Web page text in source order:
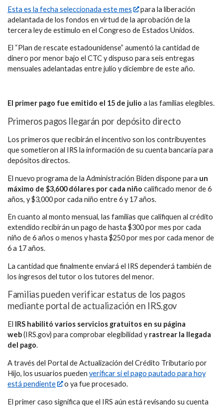
Esta es la fecha seleccionada este mes
para la liberación
adelantada de los fondos en virtud de la aprobación de la
tercera ley de estímulo en el Congreso de Estados Unidos.
El “Plan de rescate estadounidense” aumentó la cantidad de
dinero por menor bajo el CTC y dispuso para seis entregas
mensuales adelantadas entre julio y diciembre de este año.
El primer pago fue emitido el 15 de julio a las familias elegibles.
Primeros pagos llegarán por depósito directo
Los primeros que recibirán el incentivo son los contribuyentes
que sometieron al IRS la información de su cuenta bancaria para
depósitos directos.
El nuevo programa de la Administración Biden dispone para un
máximo de $3,600 dólares por cada niño calificado menor de 6
años, y $3,000 por cada niño entre 6 y 17 años.
En cuanto al monto mensual, las familias que califiquen al crédito
extendido recibirán un pago de hasta $300 por mes por cada
niño de 6 años o menos y hasta $250 por mes por cada menor de
6 a 17 años.
La cantidad que finalmente enviará el IRS dependerá también de
los ingresos del tutor o los tutores del menor.
Familias pueden verificar estatus de los pagos
mediante portal de actualización en IRS.gov
El IRS habilitó varios servicios gratuitos en su página
web(IRS.gov) para comprobar elegibilidad yrastrear la llegada
del pago.
A través del Portal de Actualización del Crédito Tributario por
Hijo, los usuarios pueden verificar si el pago pautado para hoy
está pendiente
o ya fue procesado.
El primer caso significa que el IRS aún está revisando su cuenta